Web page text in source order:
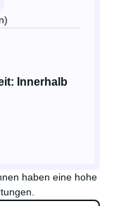
Innerhalb
haben eine hohe